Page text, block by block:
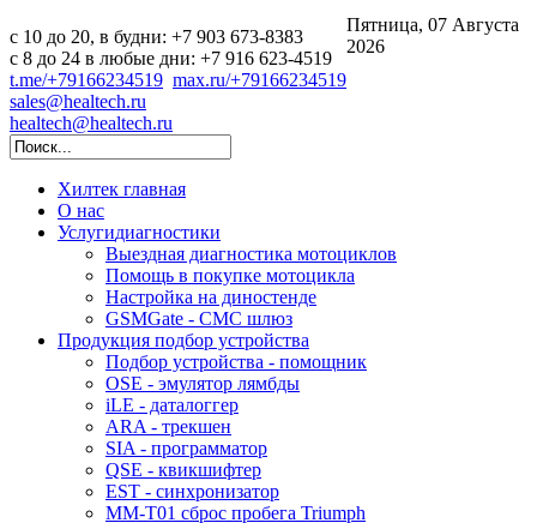
c 10 до 20, в будни: +7 903 673-8383
с 8 до 24 в любые дни: +7 916 623-4519
t.me/+79166234519 max.ru/+79166234519
sales@healtech.ru
healtech@healtech.ru
Пятница, 07 Августа
2026
Хилтек главная
О нас
Услугидиагностики
Выездная диагностика мотоциклов
Помощь в покупке мотоцикла
Настройка на диностенде
GSMGate - СМС шлюз
Продукция подбор устройства
Подбор устройства - помощник
OSE - эмулятор лямбды
iLE - даталоггер
ARA - трекшен
SIA - программатор
QSE - квикшифтер
EST - синхронизатор
MM-T01 сброс пробега Triumph